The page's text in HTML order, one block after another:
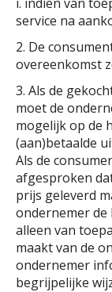
service na
2. De
overeenkomst
3. Als de
moet de
mogelijk op de
(aan)betaalde
Als de
afgesproken
prijs geleverd
ondernemer de
alleen van
maakt van de
ondernemer
begrijpelijke